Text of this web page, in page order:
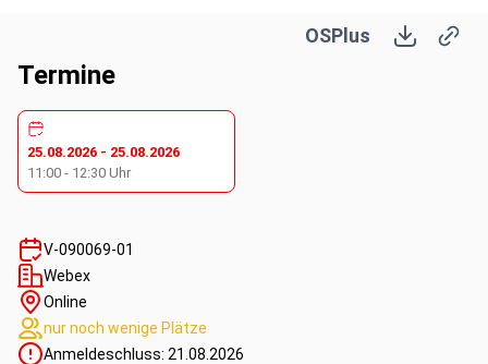
Fachkompetenz
OSPlus
Termine
25.08.2026 - 25.08.2026
11:00 - 12:30 Uhr
V-090069-01
Webex
Online
nur noch wenige Plätze
Anmeldeschluss: 21.08.2026